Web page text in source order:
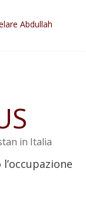
trasformata in
Abdullah
sotto minaccia
ostacolerebbe
crimini di guerra
in Italia
l’occupazione